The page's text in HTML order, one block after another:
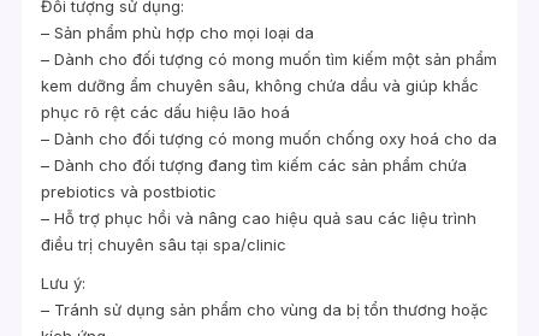
Đối tượng sử dụng:
– Sản phẩm phù hợp cho mọi loại da
– Dành cho đối tượng có mong muốn tìm kiếm một sản phẩm
kem dưỡng ẩm chuyên sâu, không chứa dầu và giúp khắc
phục rõ rệt các dấu hiệu lão hoá
– Dành cho đối tượng có mong muốn chống oxy hoá cho da
– Dành cho đối tượng đang tìm kiếm các sản phẩm chứa
prebiotics và postbiotic
– Hỗ trợ phục hồi và nâng cao hiệu quả sau các liệu trình
điều trị chuyên sâu tại spa/clinic
Lưu ý:
– Tránh sử dụng sản phẩm cho vùng da bị tổn thương hoặc